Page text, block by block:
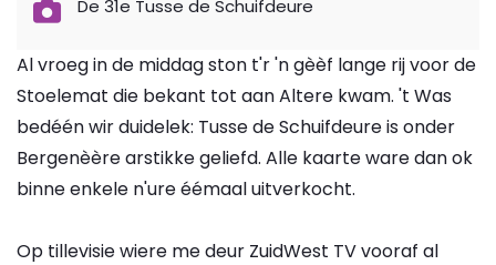
De 31e Tusse de Schuifdeure
Al vroeg in de middag ston t'r 'n gèèf lange rij voor de
Stoelemat die bekant tot aan Altere kwam. 't Was
bedéén wir duidelek: Tusse de Schuifdeure is onder
Bergenèère arstikke geliefd. Alle kaarte ware dan ok
binne enkele n'ure éémaal uitverkocht.
Op tillevisie wiere me deur ZuidWest TV vooraf al